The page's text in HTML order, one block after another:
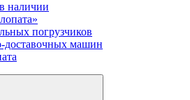
наличии
погрузчиков
доставочных машин